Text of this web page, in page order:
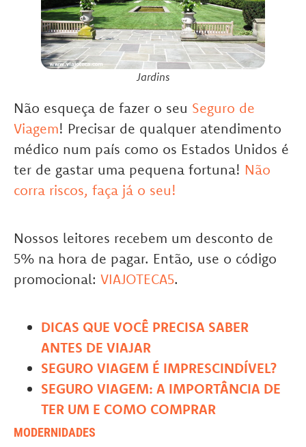
Jardins
Não esqueça de fazer o seu Seguro de
Viagem! Precisar de qualquer atendimento
médico num país como os Estados Unidos é
ter de gastar uma pequena fortuna! Não
corra riscos, faça já o seu!
Nossos leitores recebem um desconto de
5% na hora de pagar. Então, use o código
promocional: VIAJOTECA5.
DICAS QUE VOCÊ PRECISA SABER
ANTES DE VIAJAR
SEGURO VIAGEM É IMPRESCINDÍVEL?
SEGURO VIAGEM: A IMPORTÂNCIA DE
TER UM E COMO COMPRAR
MODERNIDADES